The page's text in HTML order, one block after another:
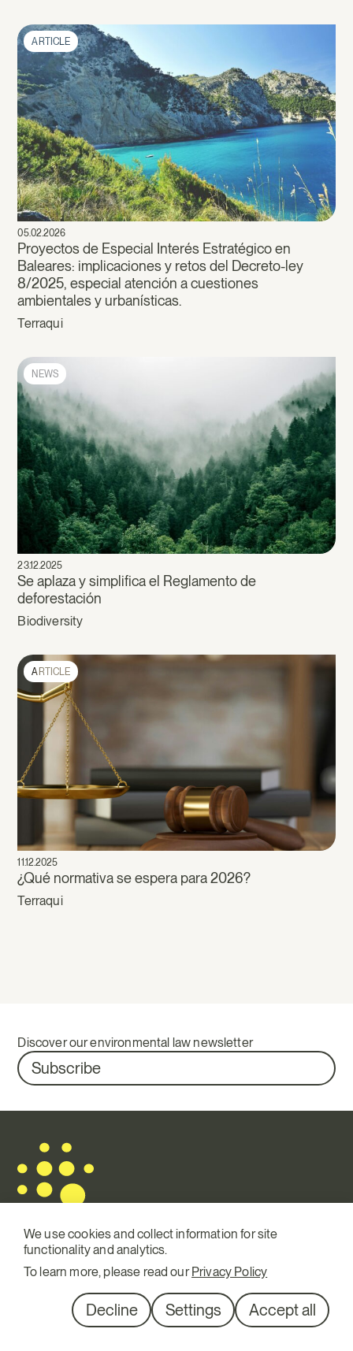
ARTICLE
05.02.2026
Proyectos de Especial Interés Estratégico en
Baleares: implicaciones y retos del Decreto-ley
8/2025, especial atención a cuestiones
ambientales y urbanísticas.
Terraqui
NEWS
23.12.2025
Se aplaza y simplifica el Reglamento de
deforestación
Biodiversity
ARTICLE
11.12.2025
¿Qué normativa se espera para 2026?
Terraqui
Discover our environmental law newsletter
Subscribe
Mail.
info@terraqui.com
+34 934 146 307
Linkedin
We use cookies and collect information for site
functionality and analytics.
To learn more, please read ourPrivacy Policy
Decline Settings Accept all